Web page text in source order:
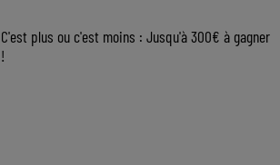
C'est plus ou c'est moins : Jusqu'à 300€ à gagner
!